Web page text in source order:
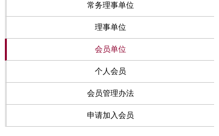
常务理事单位
理事单位
会员单位
个人会员
会员管理办法
申请加入会员